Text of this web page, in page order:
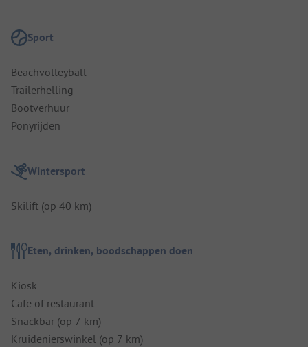
Sport
Beachvolleyball
Trailerhelling
Bootverhuur
Ponyrijden
Wintersport
Skilift (op 40 km)
Eten, drinken, boodschappen doen
Kiosk
Cafe of restaurant
Snackbar (op 7 km)
Kruidenierswinkel (op 7 km)